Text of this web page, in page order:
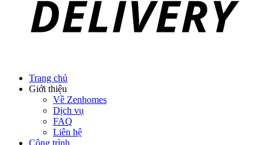
Trang chủ
Giới thiệu
Về Zenhomes
Dịch vụ
FAQ
Liên hệ